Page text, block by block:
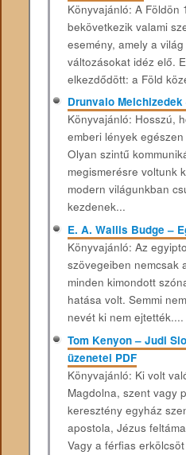
Könyvajánló: A ​Földön
bekövetkezik valami
esemény, amely a
változásokat idéz elő.
elkezdődött: a Föld
Drunvalo
Könyvajánló: Hosszú,
emberi lények
Olyan szintű
megismerésre voltunk
modern világunkban
kezdenek...
E. A. Wallis Budge –
Könyvajánló: Az
szövegeiben nemcsak
minden kimondott
hatása volt. Semmi
nevét ki nem ejtették....
Tom Kenyon – Judi
üzenetei PDF
Könyvajánló: Ki volt
Magdolna, szent vagy
keresztény egyház
apostola, Jézus
Vagy a férfias